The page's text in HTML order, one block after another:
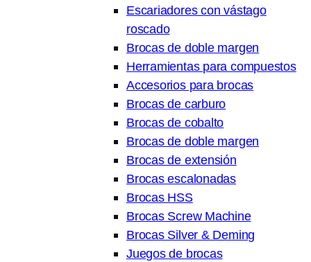
Escariadores con vástago
roscado
Brocas de doble margen
Herramientas para compuestos
Accesorios para brocas
Brocas de carburo
Brocas de cobalto
Brocas de doble margen
Brocas de extensión
Brocas escalonadas
Brocas HSS
Brocas Screw Machine
Brocas Silver & Deming
Juegos de brocas